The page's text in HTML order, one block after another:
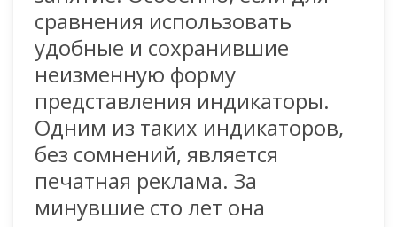
сравнения использовать
удобные и сохранившие
неизменную форму
представления индикаторы.
Одним из таких индикаторов,
без сомнений, является
печатная реклама. За
минувшие сто лет она